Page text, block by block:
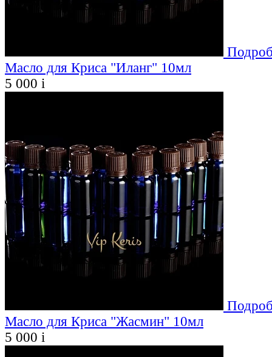
Масло для Криса "Иланг" 10мл
5 000 i
Масло для Криса "Жасмин" 10мл
5 000 i